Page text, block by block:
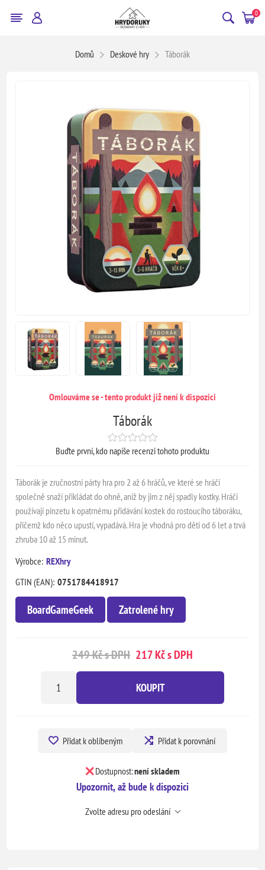
0
Domů Deskové hry Táborák
Omlouváme se - tento produkt již není k dispozici
Táborák
Buďte první, kdo napíše recenzi tohoto produktu
Táborák je zručnostní párty hra pro 2 až 6 hráčů, ve které se hráči
společně snaží přikládat do ohně, aniž by jim z něj spadly kostky. Hráči
používají pinzetu k opatrnému přidávání kostek do rostoucího táboráku,
přičemž kdo něco upustí, vypadává. Hra je vhodná pro děti od 6 let a trvá
zhruba 10 až 15 minut.
Výrobce: REXhry
GTIN (EAN): 0751784418917
BoardGameGeek Zatrolené hry
249 Kč s DPH 217 Kč s DPH
KOUPIT
Přidat k oblíbeným Přidat k porovnání
Dostupnost:není skladem
Upozornit, až bude k dispozici
Zvolte adresu pro odeslání